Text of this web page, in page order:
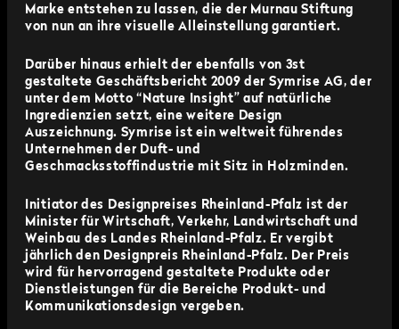
Marke entstehen zu lassen, die der Murnau Stiftung
von nun an ihre visuelle Alleinstellung garantiert.
Darüber hinaus erhielt der ebenfalls von 3st
gestaltete Geschäftsbericht 2009 der Symrise AG, der
unter dem Motto “Nature Insight” auf natürliche
Ingredienzien setzt, eine weitere Design
Auszeichnung. Symrise ist ein weltweit führendes
Unternehmen der Duft- und
Geschmacksstoffindustrie mit Sitz in Holzminden.
Initiator des Designpreises Rheinland-Pfalz ist der
Minister für Wirtschaft, Verkehr, Landwirtschaft und
Weinbau des Landes Rheinland-Pfalz. Er vergibt
jährlich den Designpreis Rheinland-Pfalz. Der Preis
wird für hervorragend gestaltete Produkte oder
Dienstleistungen für die Bereiche Produkt- und
Kommunikationsdesign vergeben.